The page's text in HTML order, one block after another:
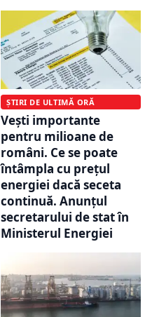
ȘTIRI DE ULTIMĂ ORĂ
Vești importante
pentru milioane de
români. Ce se poate
întâmpla cu prețul
energiei dacă seceta
continuă. Anunțul
secretarului de stat în
Ministerul Energiei